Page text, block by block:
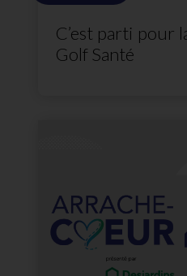
C’est parti pour
Golf Santé